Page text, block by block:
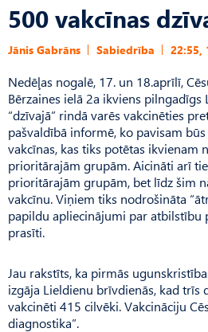
500 vakcīnas
Jānis Gabrāns Sabiedrība 22:55,
Nedēļas nogalē, 17. un 18.aprīlī,
Bērzaines ielā 2a ikviens pilngadīgs
“dzīvajā” rindā varēs vakcinēties
pašvaldībā informē, ko pavisam būs
vakcīnas, kas tiks potētas ikvienam
prioritārajām grupām. Aicināti arī
prioritārajām grupām, bet līdz šim
vakcīnu. Viņiem tiks nodrošināta
papildu apliecinājumi par atbilstību
prasīti.
Jau rakstīts, ka pirmās
izgāja Lieldienu brīvdienās, kad trīs
vakcinēti 415 cilvēki. Vakcināciju
diagnostika”.